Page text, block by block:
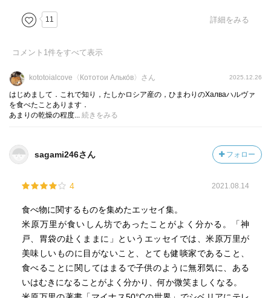
たのが残念で仕方がない。
11 詳細をみる
コメント 1件をすべて表示
kototoialcove〈Кототои Алько́в〉さん 2025.12.26
はじめまして．これで知り，たしかロシア産の，ひまわりのХалваハルヴァ
を食べたことあります．
あまりの乾燥の程度... 続きをみる
sagami246さん フォロー
4 2021.08.14
食べ物に関するものを集めたエッセイ集。
米原万里が食いしん坊であったことがよく分かる。「神
戸、胃袋の赴くままに」というエッセイでは、米原万里が
美味しいものに目がないこと、とても健啖家であること、
食べることに関してはまるで子供のように無邪気に、ある
いはむきになることがよく分かり、何か微笑ましくなる。